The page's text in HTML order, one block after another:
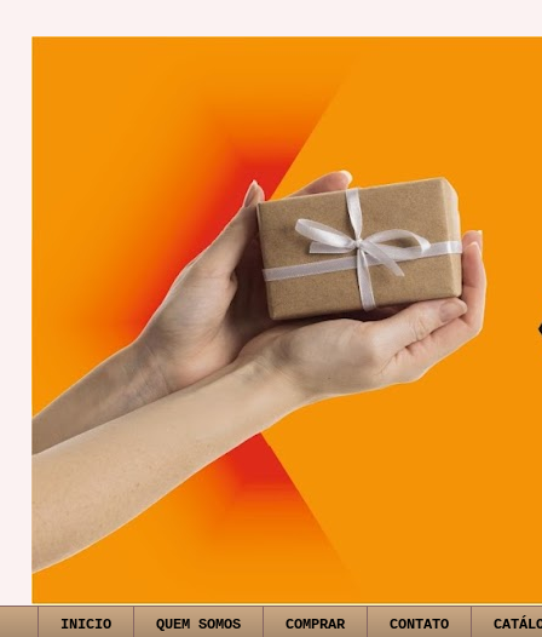
INICIO QUEM SOMOS COMPRAR CONTATO